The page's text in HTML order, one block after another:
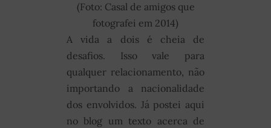
(Foto: Casal de amigos que
fotografei em 2014)
A vida a dois é cheia de
desafios. Isso vale para
qualquer relacionamento, não
importando a nacionalidade
dos envolvidos. Já postei aqui
no blog um texto acerca de